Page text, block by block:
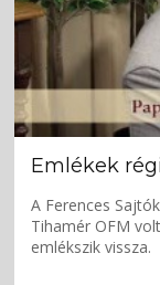
Emlékek
A Ferences
Tihamér OFM
emlékszik vissza.